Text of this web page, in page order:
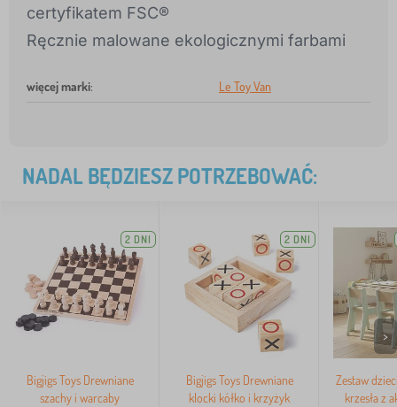
certyfikatem FSC®
Ręcznie malowane ekologicznymi farbami
więcej marki: Le Toy Van
NADAL BĘDZIESZ POTRZEBOWAĆ:
2 DNI
Bigjigs Toys Drewniane
szachy i warcaby
2 DNI
Bigjigs Toys Drewniane
klocki kółko i krzyżyk
Zestaw
krzesła z
>